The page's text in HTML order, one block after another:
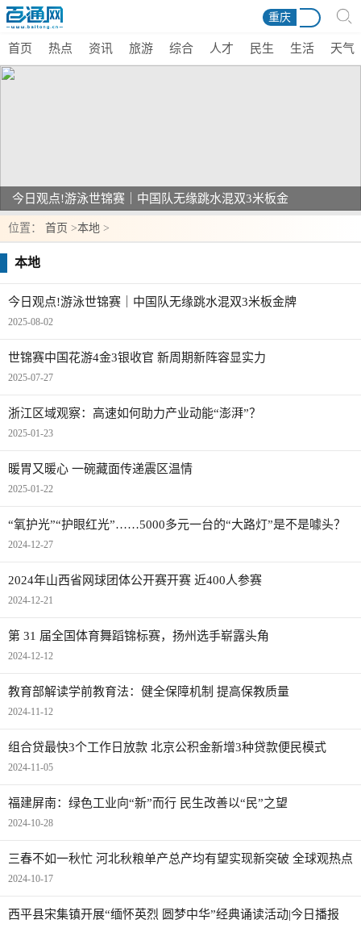
重庆
首页 热点 资讯 旅游 综合 人才 民生 生活 天气
今日观点!游泳世锦赛｜中国队无缘跳水混双3米板金
牌位置： 首页 >本地 >
本地
今日观点!游泳世锦赛｜中国队无缘跳水混双3米板金牌
2025-08-02
世锦赛中国花游4金3银收官 新周期新阵容显实力
2025-07-27
浙江区域观察：高速如何助力产业动能“澎湃”？
2025-01-23
暖胃又暖心 一碗藏面传递震区温情
2025-01-22
“氧护光”“护眼红光”……5000多元一台的“大路灯”是不是噱头？
2024-12-27
2024年山西省网球团体公开赛开赛 近400人参赛
2024-12-21
第 31 届全国体育舞蹈锦标赛，扬州选手崭露头角
2024-12-12
教育部解读学前教育法：健全保障机制 提高保教质量
2024-11-12
组合贷最快3个工作日放款 北京公积金新增3种贷款便民模式
2024-11-05
福建屏南：绿色工业向“新”而行 民生改善以“民”之望
2024-10-28
三春不如一秋忙 河北秋粮单产总产均有望实现新突破 全球观热点
2024-10-17
西平县宋集镇开展“缅怀英烈 圆梦中华”经典诵读活动|今日播报